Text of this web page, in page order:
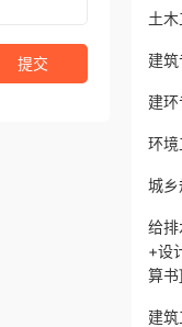
提交
土
建
建
环
城
给排
+设
算书]
建